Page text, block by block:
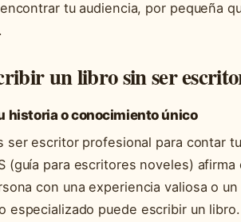
tu audiencia, por pequeña
un libro sin ser
historia o conocimiento único
ser escritor profesional para contar
(guía para escritores noveles) afirma
con una experiencia valiosa o un
especializado puede escribir un